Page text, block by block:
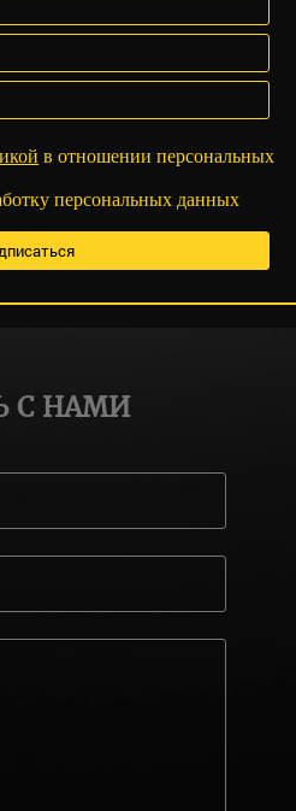
в отношении персональных
персональных данных
С НАМИ